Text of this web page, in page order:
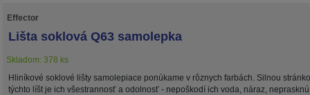
Effector
Lišta soklová Q63 samolepka
Skladom: 378 ks
Hliníkové soklové lišty samolepiace ponúkame v rôznych farbách. Silnou
týchto líšt je ich všestrannosť a odolnosť - nepoškodí ich voda, náraz,